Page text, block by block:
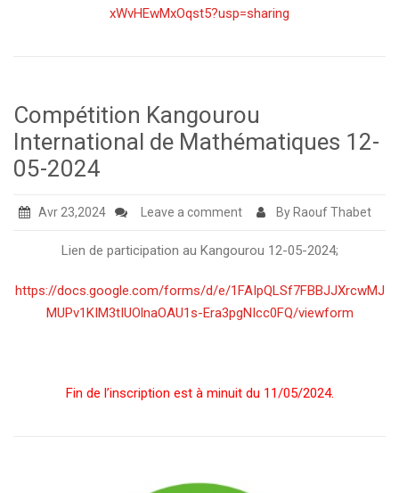
xWvHEwMxOqst5?usp=sharing
Compétition Kangourou
International de Mathématiques 12-
05-2024
Avr 23,2024 Leave a comment By Raouf Thabet
Lien de participation au Kangourou 12-05-2024;
https://docs.google.com/forms/d/e/1FAIpQLSf7FBBJJXrcwMJ
MUPv1KIM3tIUOlnaOAU1s-Era3pgNIcc0FQ/viewform
Fin de l’inscription est à minuit du 11/05/2024.